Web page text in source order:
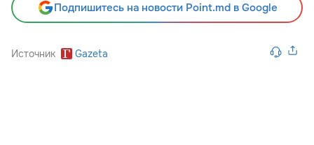
Подпишитесь на новости Point.md в Google
Источник Gazeta